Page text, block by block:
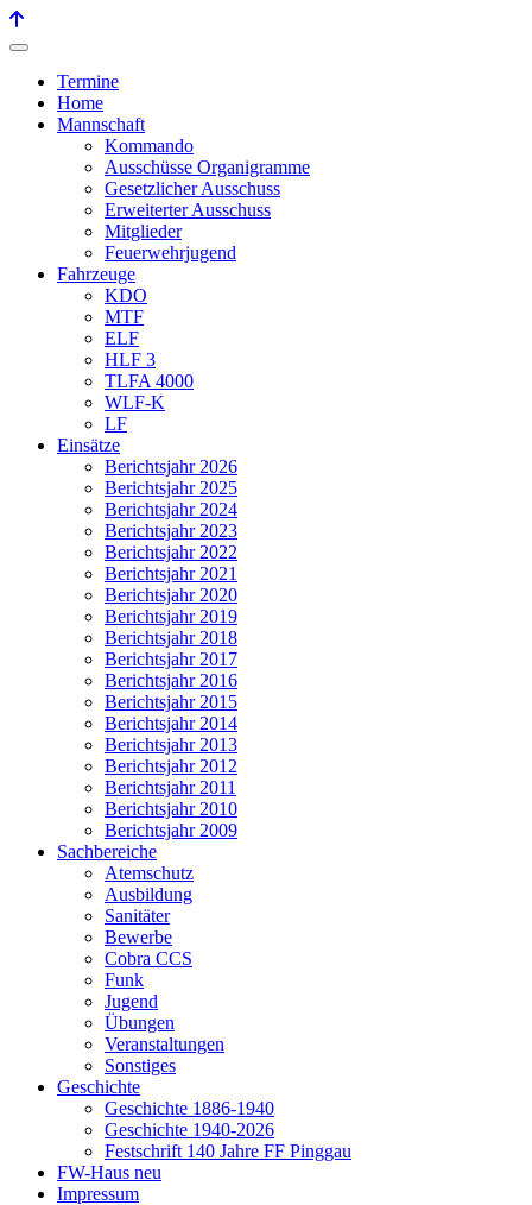
Termine
Home
Mannschaft
Kommando
Ausschüsse Organigramme
Gesetzlicher Ausschuss
Erweiterter Ausschuss
Mitglieder
Feuerwehrjugend
Fahrzeuge
KDO
MTF
ELF
HLF 3
TLFA 4000
WLF-K
LF
Einsätze
Berichtsjahr 2026
Berichtsjahr 2025
Berichtsjahr 2024
Berichtsjahr 2023
Berichtsjahr 2022
Berichtsjahr 2021
Berichtsjahr 2020
Berichtsjahr 2019
Berichtsjahr 2018
Berichtsjahr 2017
Berichtsjahr 2016
Berichtsjahr 2015
Berichtsjahr 2014
Berichtsjahr 2013
Berichtsjahr 2012
Berichtsjahr 2011
Berichtsjahr 2010
Berichtsjahr 2009
Sachbereiche
Atemschutz
Ausbildung
Sanitäter
Bewerbe
Cobra CCS
Funk
Jugend
Übungen
Veranstaltungen
Sonstiges
Geschichte
Geschichte 1886-1940
Geschichte 1940-2026
Festschrift 140 Jahre FF Pinggau
FW-Haus neu
Impressum